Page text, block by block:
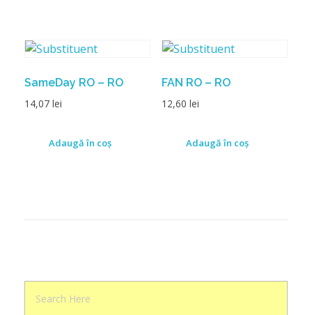
SameDay RO – RO
14,07 lei
Adaugă în coș
FAN RO – RO
12,60 lei
Adaugă în coș